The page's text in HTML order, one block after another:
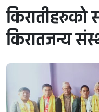
किरातीहरुको
किरातजन्य